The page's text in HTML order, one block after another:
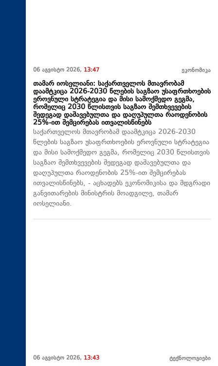
06 აგვისტო 2026, 13:47 ეკონომიკა
თამარ იოსელიანი: საქართველოს მთავრობამ
დაამტკიცა 2026-2030 წლების საგზაო უსაფრთხოების
ეროვნული სტრატეგია და მისი სამოქმედო გეგმა,
რომელიც 2030 წლისთვის საგზაო შემთხვევების
შედეგად დაშავებულთა და დაღუპულთა რაოდენობის
25%-ით შემცირებას ითვალისწინებს
საქართველოს მთავრობამ დაამტკიცა 2026-2030
წლების საგზაო უსაფრთხოების ეროვნული სტრატეგია
და მისი სამოქმედო გეგმა, რომელიც 2030 წლისთვის
საგზაო შემთხვევების შედეგად დაშავებულთა და
დაღუპულთა რაოდენობის 25%-ით შემცირებას
ითვალისწინებს, - აცხადებს ეკონომიკისა და მდგრადი
განვითარების მინისტრის მოადგილე, თამარ
იოსელიანი.
06 აგვისტო 2026, 13:43 ტექნოლოგიები